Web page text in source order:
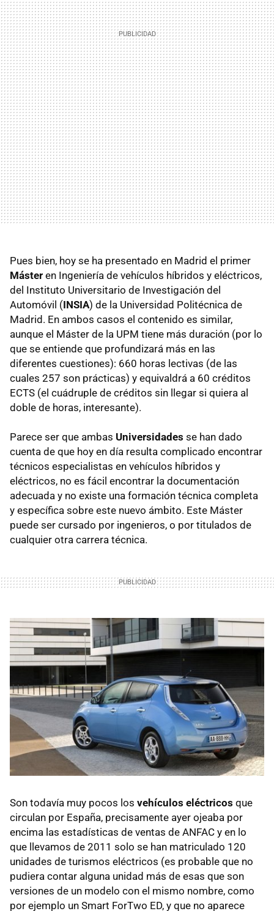
Pues bien, hoy se ha presentado en Madrid el primer
Máster en Ingeniería de vehículos híbridos y eléctricos,
del Instituto Universitario de Investigación del
Automóvil (INSIA) de la Universidad Politécnica de
Madrid. En ambos casos el contenido es similar,
aunque el Máster de la UPM tiene más duración (por lo
que se entiende que profundizará más en las
diferentes cuestiones): 660 horas lectivas (de las
cuales 257 son prácticas) y equivaldrá a 60 créditos
ECTS (el cuádruple de créditos sin llegar si quiera al
doble de horas, interesante).
Parece ser que ambas Universidades se han dado
cuenta de que hoy en día resulta complicado encontrar
técnicos especialistas en vehículos híbridos y
eléctricos, no es fácil encontrar la documentación
adecuada y no existe una formación técnica completa
y específica sobre este nuevo ámbito. Este Máster
puede ser cursado por ingenieros, o por titulados de
cualquier otra carrera técnica.
Son todavía muy pocos los vehículos eléctricos que
circulan por España, precisamente ayer ojeaba por
encima las estadísticas de ventas de ANFAC y en lo
que llevamos de 2011 solo se han matriculado 120
unidades de turismos eléctricos (es probable que no
pudiera contar alguna unidad más de esas que son
versiones de un modelo con el mismo nombre, como
por ejemplo un Smart ForTwo ED, y que no aparece